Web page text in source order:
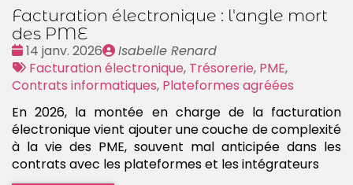
Facturation électronique : l'angle mort
des PME
Date
:
14 janv. 2026
Publié
par
Isabelle Renard
Tags
:
Facturation électronique, Trésorerie, PME,
Contrats informatiques, Plateformes agréées
En 2026, la montée en charge de la facturation
électronique vient ajouter une couche de complexité
à la vie des PME, souvent mal anticipée dans les
contrats avec les plateformes et les intégrateurs